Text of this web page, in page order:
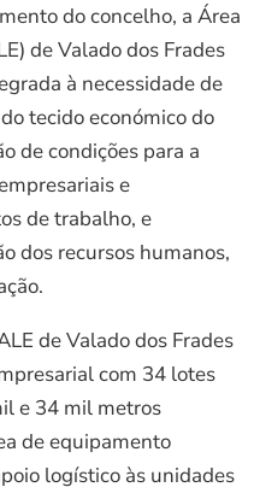
do concelho, a Área
de Valado dos Frades
à necessidade de
tecido económico do
de condições para a
e
de trabalho, e
dos recursos humanos,
de Valado dos Frades
com 34 lotes
e 34 mil metros
de equipamento
logístico às unidades